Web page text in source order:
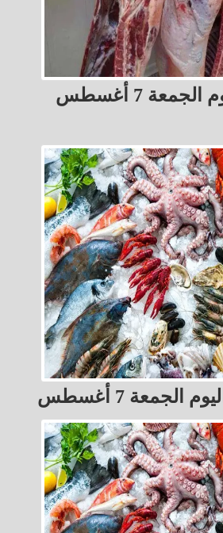
أسعار اللحوم اليوم الجمعة 7 أغسطس
الجمعة 7 أغسطس